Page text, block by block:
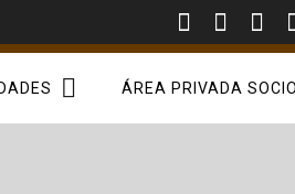
ÁREA PRIVADA